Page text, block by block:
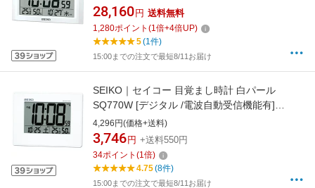
ンク（衛星電波クロック）】 白パール
GP502W [電波自動受信機能有]
28,160 円 送料無料
1,280ポイント (1倍+4倍UP)
5(1件)
15:00までの注文で最短8/11お届け
SEIKO｜セイコー 目覚まし時計 白パール
SQ770W [デジタル /電波自動受信機能有]
[SQ770W]
4,296円(価格+送料)
3,746 円 +送料550円
34ポイント (1倍)
4.75(8件)
15:00までの注文で最短8/11お届け